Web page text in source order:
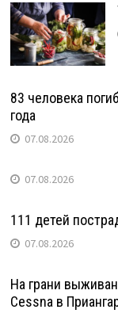
83 человека
года
07.08.2026
07.08.2026
111 детей
07.08.2026
На грани
Cessna в